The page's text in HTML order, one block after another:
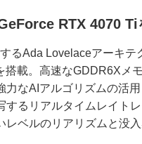
RTX 4070 Ti
るAda Lovelaceアーキテ
搭載。高速なGDDR6Xメ
力なAIアルゴリズムの活
るリアルタイムレイト
ベルのリアリズムと没